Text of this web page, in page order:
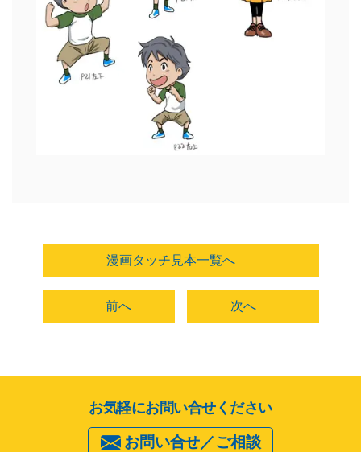
漫画タッチ見本一覧へ
前へ 次へ
お気軽にお問い合せください
お問い合せ／ご相談